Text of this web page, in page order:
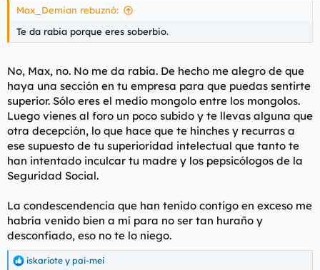
Max_Demian rebuznó:
Te da rabia porque eres soberbio.
No, Max, no. No me da rabia. De hecho me alegro de que
haya una sección en tu empresa para que puedas sentirte
superior. Sólo eres el medio mongolo entre los mongolos.
Luego vienes al foro un poco subido y te llevas alguna que
otra decepción, lo que hace que te hinches y recurras a
ese supuesto de tu superioridad intelectual que tanto te
han intentado inculcar tu madre y los pepsicólogos de la
Seguridad Social.
La condescendencia que han tenido contigo en exceso me
habría venido bien a mí para no ser tan huraño y
desconfiado, eso no te lo niego.
R
iskariote y pai-mei